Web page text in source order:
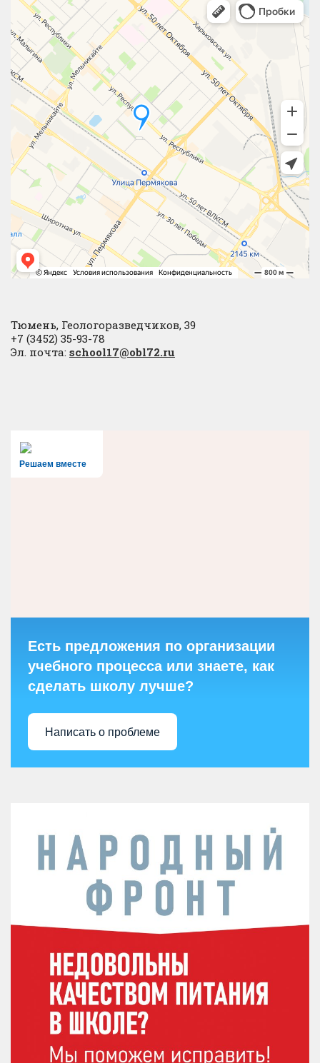
Тюмень, Геологоразведчиков, 39
+7 (3452) 35-93-78
Эл. почта: school17@obl72.ru
Решаем вместе
Есть предложения по организации
учебного процесса или знаете, как
сделать школу лучше?
Написать о проблеме